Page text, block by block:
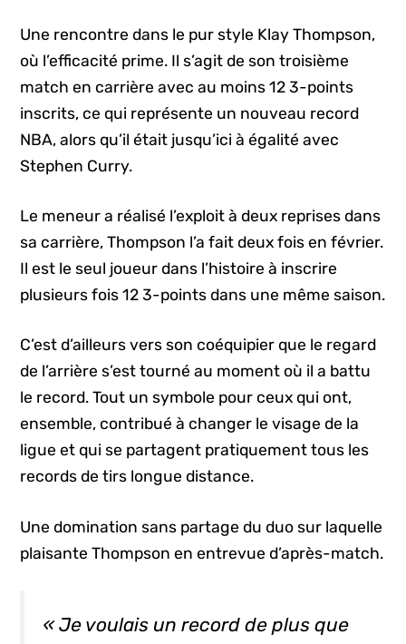
Une rencontre dans le pur style Klay Thompson,
où l’efficacité prime. Il s’agit de son troisième
match en carrière avec au moins 12 3-points
inscrits, ce qui représente un nouveau record
NBA, alors qu’il était jusqu’ici à égalité avec
Stephen Curry.
Le meneur a réalisé l’exploit à deux reprises dans
sa carrière, Thompson l’a fait deux fois en février.
Il est le seul joueur dans l’histoire à inscrire
plusieurs fois 12 3-points dans une même saison.
C’est d’ailleurs vers son coéquipier que le regard
de l’arrière s’est tourné au moment où il a battu
le record. Tout un symbole pour ceux qui ont,
ensemble, contribué à changer le visage de la
ligue et qui se partagent pratiquement tous les
records de tirs longue distance.
Une domination sans partage du duo sur laquelle
plaisante Thompson en entrevue d’après-match.
« Je voulais un record de plus que